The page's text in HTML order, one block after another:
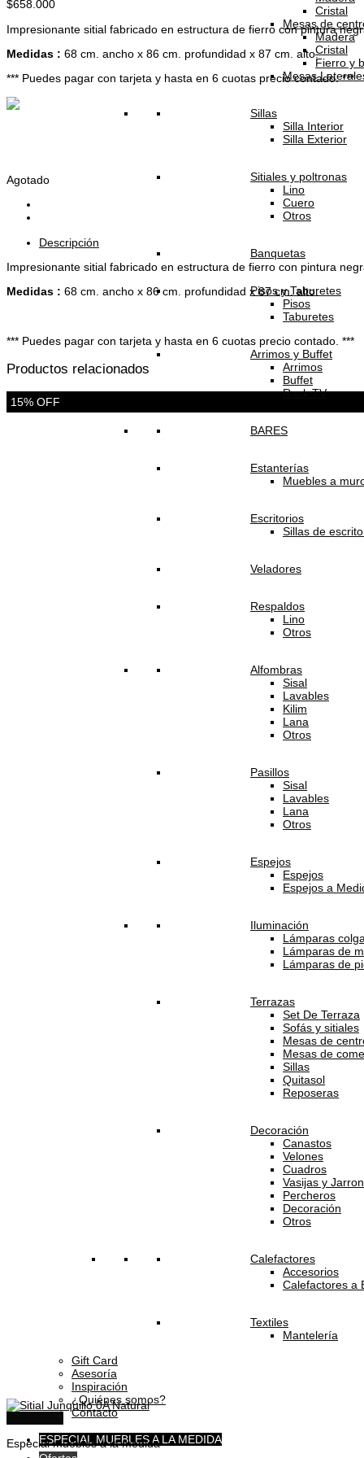
Cristal
Mesas de
Madera
Cristal
Fierro y
Mesas
Sillas
Silla Interior
Silla Exterior
Sitiales y poltronas
Lino
Cuero
Otros
Banquetas
Pisos y Taburetes
Pisos
Taburetes
Arrimos y Buffet
Arrimos
Buffet
Rack TV
BARES
Estanterías
Muebles a
Escritorios
Sillas de
Veladores
Respaldos
Lino
Otros
Alfombras
Sisal
Lavables
Kilim
Lana
Otros
Pasillos
Sisal
Lavables
Lana
Otros
Espejos
Espejos
Espejos a
Iluminación
Lámparas
Lámparas de
Lámparas de
Terrazas
Set De Terraza
Sofás y sitiales
Mesas de
Mesas de
Sillas
Quitasol
Reposeras
Decoración
Canastos
Velones
Cuadros
Vasijas y
Percheros
Decoración
Otros
Calefactores
Accesorios
Calefactores a
Textiles
Mantelería
Gift Card
Asesoría
Inspiración
¿Quiénes somos?
Contacto
ESPECIAL MUEBLES A LA MEDIDA
$658.000
Impresionante sitial fabricado en estructura de fierro con pintura
Medidas : 68 cm. ancho x 86 cm. profundidad x 87 cm. alto.
*** Puedes pagar con tarjeta y hasta en 6 cuotas precio contado. ***
Agotado
Descripción
Impresionante sitial fabricado en estructura de fierro con pintura
Medidas : 68 cm. ancho x 86 cm. profundidad x 87 cm. alto.
*** Puedes pagar con tarjeta y hasta en 6 cuotas precio contado. ***
Productos relacionados
15% OFF
Especial muebles a la medida